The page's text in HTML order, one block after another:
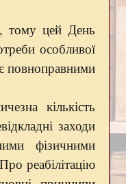
тому цей День
особливої
повноправними
кількість
заходи
фізичними
реабілітацію